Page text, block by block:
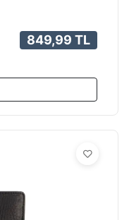
849,99 TL